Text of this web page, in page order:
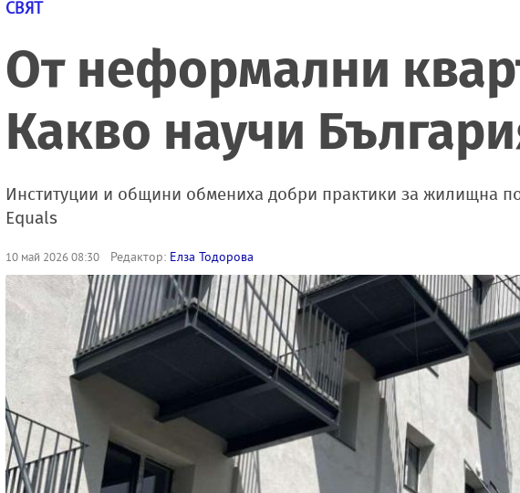
СВЯТ
От неформални
Какво научи
Институции и общини обмениха добри практики за жилищна
Equals
10 май 2026 08:30 Редактор: Елза Тодорова